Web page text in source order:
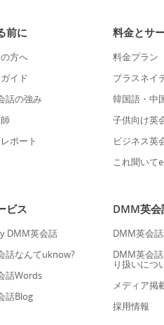
前に
方へ
イド
話の強み
ポート
料金とサ
料金プラン
プラスネイ
韓国語・中
子供向け英
ビジネス英
これ聞いて
ビス
DMM英会話
話なんてuknow?
話Words
話Blog
DMM英会
DMM英会
DMM英会
り扱いにつ
メディア掲
採用情報